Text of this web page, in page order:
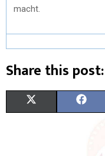
macht.
Share this post: